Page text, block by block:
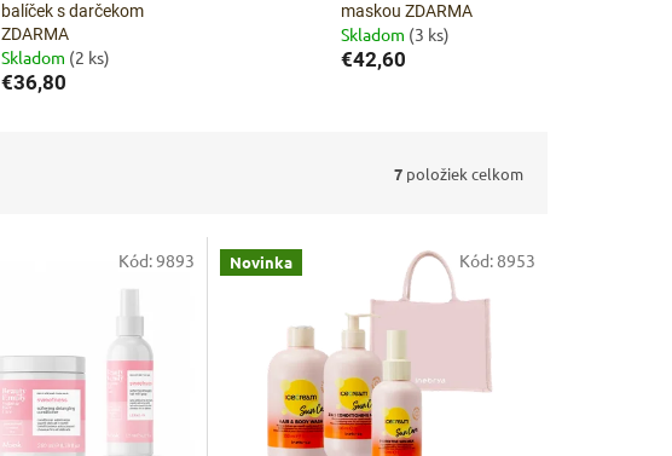
balíček s darčekom
ZDARMA
Skladom (2 ks)
€36,80
maskou ZDARMA
Skladom (3 ks)
€42,60
7 položiek celkom
Kód:9893 Novinka Kód:8953